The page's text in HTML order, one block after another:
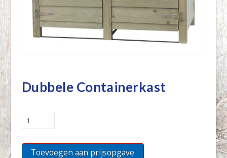
Dubbele Containerkast
Dubbele
Containerkast
Toevoegen aan prijsopgave